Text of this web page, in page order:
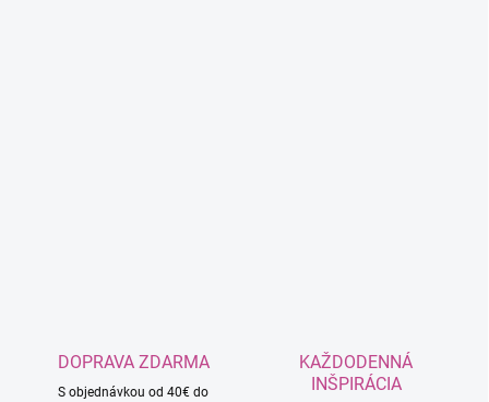
DOPRAVA ZDARMA
S objednávkou od 40€ do
KAŽDODENNÁ
INŠPIRÁCIA